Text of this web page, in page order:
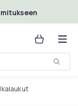
Olkalaukut